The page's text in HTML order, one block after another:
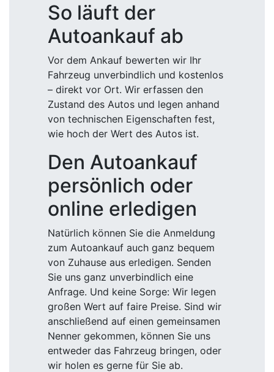
So läuft der
Autoankauf ab
Vor dem Ankauf bewerten wir Ihr
Fahrzeug unverbindlich und kostenlos
– direkt vor Ort. Wir erfassen den
Zustand des Autos und legen anhand
von technischen Eigenschaften fest,
wie hoch der Wert des Autos ist.
Den Autoankauf
persönlich oder
online erledigen
Natürlich können Sie die Anmeldung
zum Autoankauf auch ganz bequem
von Zuhause aus erledigen. Senden
Sie uns ganz unverbindlich eine
Anfrage. Und keine Sorge: Wir legen
großen Wert auf faire Preise. Sind wir
anschließend auf einen gemeinsamen
Nenner gekommen, können Sie uns
entweder das Fahrzeug bringen, oder
wir holen es gerne für Sie ab.